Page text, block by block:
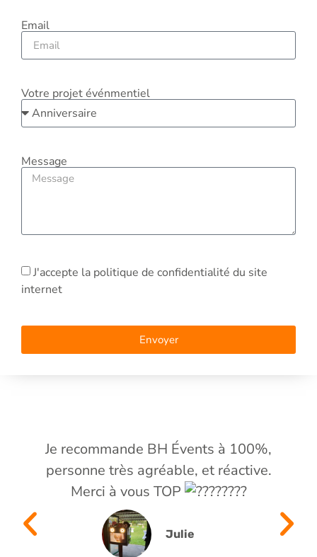
Email
Votre projet événmentiel
Message
J'accepte la politique de confidentialité du site
internet
Envoyer
Je recommande BH Évents à 100%,
personne très agréable, et réactive.
Merci à vous TOP
Julie